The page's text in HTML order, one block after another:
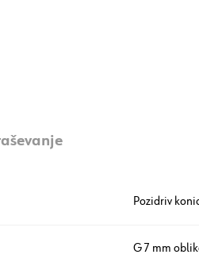
Pozidriv
G 7 mm